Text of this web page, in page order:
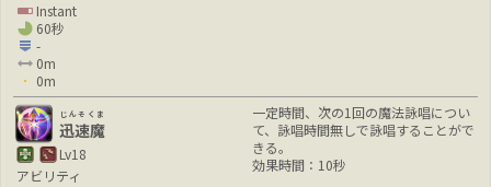
Instant
60秒
-
0m
0m
迅速魔
じんそくま
Lv18
アビリティ
一定時間、次の1回の魔法詠唱につい
て、詠唱時間無しで詠唱することがで
きる。
効果時間：10秒